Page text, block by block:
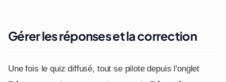
Gérer les réponses et la correction
Une fois le quiz diffusé, tout se pilote depuis l'onglet